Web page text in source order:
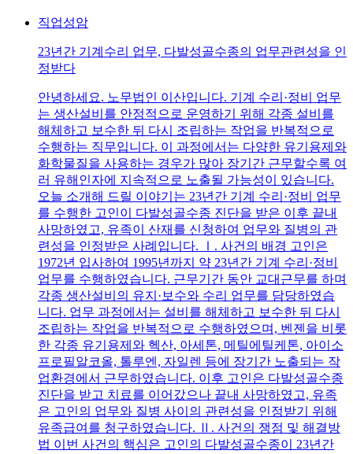
직업성암
23년간 기계수리 업무, 다발성골수종의 업무관련성을 인
정받다
안녕하세요. 노무법인 이산입니다. 기계 수리·정비 업무
는 생산설비를 안정적으로 운영하기 위해 각종 설비를
해체하고 보수한 뒤 다시 조립하는 작업을 반복적으로
수행하는 직무입니다. 이 과정에서는 다양한 유기용제와
화학물질을 사용하는 경우가 많아 장기간 근무할수록 여
러 유해인자에 지속적으로 노출될 가능성이 있습니다.
오늘 소개해 드릴 이야기는 23년간 기계 수리·정비 업무
를 수행한 고인이 다발성골수종 진단을 받은 이후 끝내
사망하였고, 유족이 산재를 신청하여 업무와 질병의 관
련성을 인정받은 사례입니다. Ⅰ. 사건의 배경 고인은
1972년 입사하여 1995년까지 약 23년간 기계 수리·정비
업무를 수행하였습니다. 근무기간 동안 교대근무를 하며
각종 생산설비의 유지·보수와 수리 업무를 담당하였습
니다. 업무 과정에서는 설비를 해체하고 보수한 뒤 다시
조립하는 작업을 반복적으로 수행하였으며, 벤젠을 비롯
한 각종 유기용제와 헥산, 아세톤, 메틸에틸케톤, 아이소
프로필알코올, 톨루엔, 자일렌 등에 장기간 노출되는 작
업환경에서 근무하였습니다. 이후 고인은 다발성골수종
진단을 받고 치료를 이어갔으나 끝내 사망하였고, 유족
은 고인의 업무와 질병 사이의 관련성을 인정받기 위해
유족급여를 청구하였습니다. Ⅱ. 사건의 쟁점 및 해결방
법 이번 사건의 핵심은 고인의 다발성골수종이 23년간